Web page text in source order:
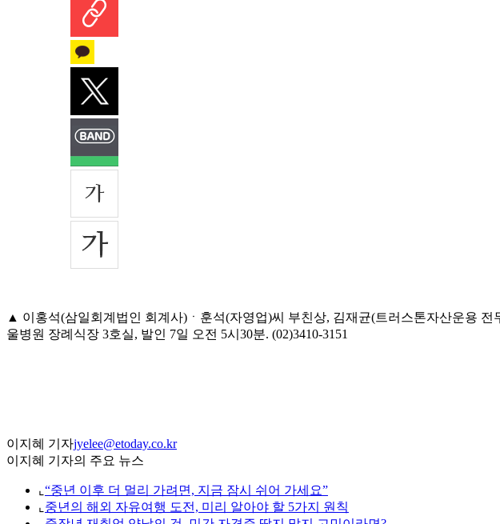
▲ 이홍석(삼일회계법인 회계사)ㆍ훈석(자영업)씨 부친상, 김재균(트러스톤자산운용
울병원 장례식장 3호실, 발인 7일 오전 5시30분. (02)3410-3151
이지혜 기자jyelee@etoday.co.kr
이지혜 기자의 주요 뉴스
⌞ “중년 이후 더 멀리 가려면, 지금 잠시 쉬어 가세요”
⌞ 중년의 해외 자유여행 도전, 미리 알아야 할 5가지 원칙